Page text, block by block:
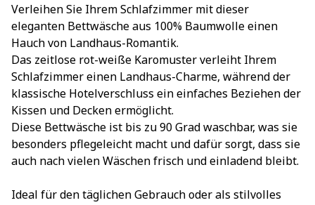
Verleihen Sie Ihrem Schlafzimmer mit dieser
eleganten Bettwäsche aus 100% Baumwolle einen
Hauch von Landhaus-Romantik.
Das zeitlose rot-weiße Karomuster verleiht Ihrem
Schlafzimmer einen Landhaus-Charme, während der
klassische Hotelverschluss ein einfaches Beziehen der
Kissen und Decken ermöglicht.
Diese Bettwäsche ist bis zu 90 Grad waschbar, was sie
besonders pflegeleicht macht und dafür sorgt, dass sie
auch nach vielen Wäschen frisch und einladend bleibt.
Ideal für den täglichen Gebrauch oder als stilvolles